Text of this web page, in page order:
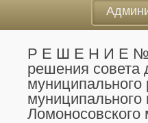
Р Е Ш Е Н И Е №
решения совета
муниципального
Ломоносовского